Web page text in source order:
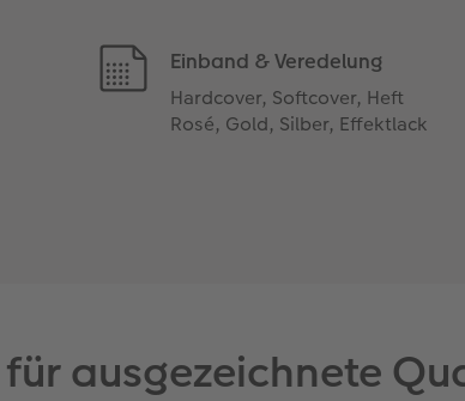
Einband & Veredelung
Hardcover, Softcover, Heft
Rosé, Gold, Silber, Effektlack
für ausgezeichnete